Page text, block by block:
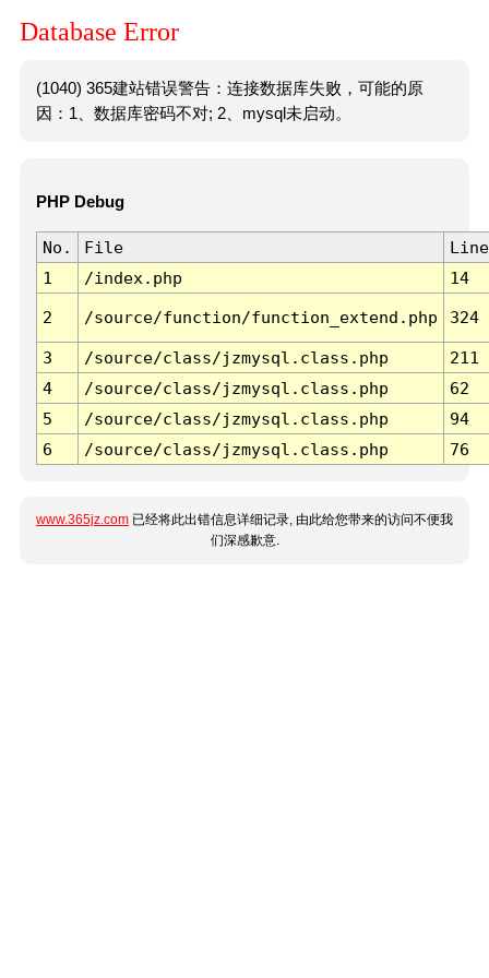
Database Error
(1040) 365建站错误警告：连接数据库失败，可能的原
因：1、数据库密码不对; 2、mysql未启动。
PHP Debug
No. File
Line
1
/index.php 14
2 /source/function/function_extend.php 324
3 /source/class/jzmysql.class.php
211
4
/source/class/jzmysql.class.php
62
5
/source/class/jzmysql.class.php
94
6
/source/class/jzmysql.class.php 76
www.365jz.com 已经将此出错信息详细记录, 由此给您带来的访问不便我
们深感歉意.